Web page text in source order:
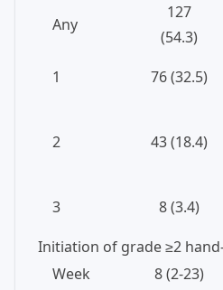
Any
127
(54.3)
1 76 (32.5)
2 43 (18.4)
3 8 (3.4)
Initiation of grade ≥2
Week
8 (2-23)